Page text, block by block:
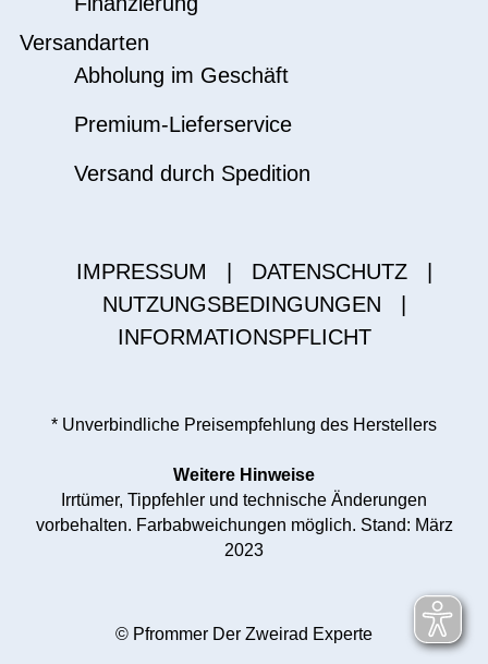
Versandarten
Abholung im Geschäft
Premium-Lieferservice
Versand durch Spedition
IMPRESSUM DATENSCHUTZ
NUTZUNGSBEDINGUNGEN
INFORMATIONSPFLICHT
* Unverbindliche Preisempfehlung des Herstellers
Weitere Hinweise
Irrtümer, Tippfehler und technische Änderungen
vorbehalten. Farbabweichungen möglich. Stand: März
2023
© Pfrommer Der Zweirad Experte